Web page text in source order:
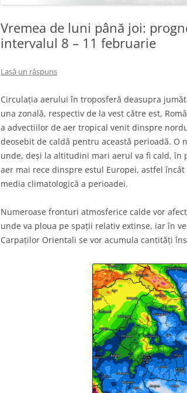
Vremea de luni până joi:
intervalul 8 – 11 februarie
Lasă un răspuns
Circulația aerului în troposferă deasupra
una zonală, respectiv de la vest către est,
a advectiilor de aer tropical venit dinspre
deosebit de caldă pentru această perioadă. O
unde, deși la altitudini mari aerul va fi cald, în
aer mai rece dinspre estul Europei, astfel
media climatologică a perioadei.
Numeroase fronturi atmosferice calde vor
unde va ploua pe spații relativ extinse, iar în
Carpaților Orientali se vor acumula cantități